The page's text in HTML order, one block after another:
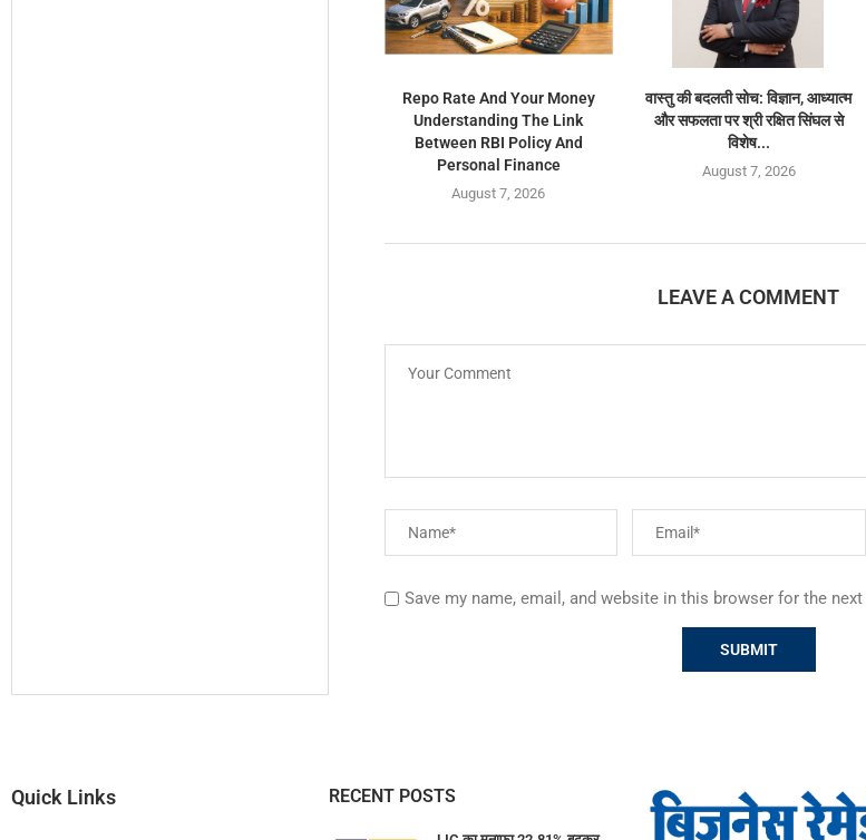
Repo Rate And Your Money
Understanding The Link
Between RBI Policy And
Personal Finance
August 7, 2026
वास्तु की बदलती सोच: विज्ञान, आध्यात्म
और सफलता पर श्री रक्षित सिंघल से
विशेष...
August 7, 2026
LEAVE A COMMENT
Save my name, email, and website in this browser for the
Quick Links RECENT POSTS